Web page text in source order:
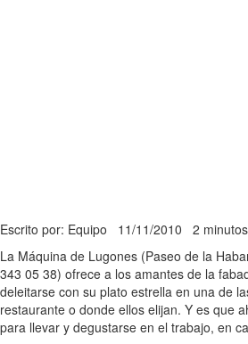
Escrito por: Equipo 11/11/2010 2 minutos
La Máquina de Lugones (Paseo de la
343 05 38) ofrece a los amantes de la
deleitarse con su plato estrella en una de
restaurante o donde ellos elijan. Y es que
para llevar y degustarse en el trabajo, en